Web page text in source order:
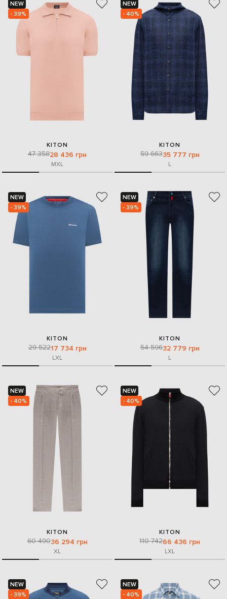
NEW
- 39%
KITON
47 35828 436 грн
MXL
NEW
- 40%
KITON
59 66335 777 грн
L
NEW
- 39%
KITON
29 52217 734 грн
LXL
NEW
- 39%
KITON
54 59632 779 грн
L
NEW
- 40%
KITON
60 49036 294 грн
XL
NEW
- 40%
KITON
110 74266 436 грн
LXL
NEW
- 39%
NEW
- 40%